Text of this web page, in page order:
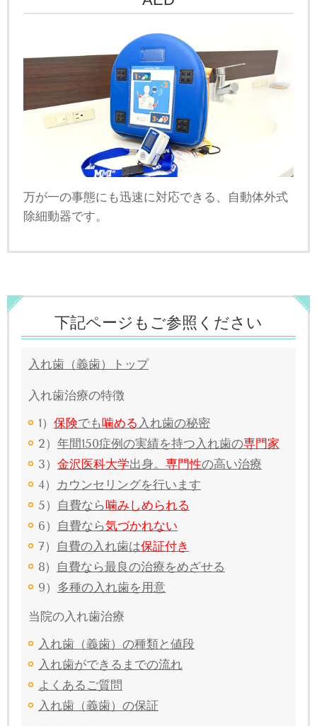
万が一の事態にも迅速に対応できる、自動体外式
除細動器です。
下記ページもご参照ください
入れ歯（義歯）トップ
入れ歯治療の特徴
1） 保険でも噛める 入れ歯の秘密
2） 年間150症例の実績を持つ入れ歯の専門家
3） 金沢医科大学出身。 専門性の高い治療
4） カウンセリングを行います
5） 自費なら噛みしめられる
6） 自費なら気づかれない
7） 自費の入れ歯は保証付き
8） 自費なら最良の治療をめざせる
9） 多種の入れ歯を用意
当院の入れ歯治療
入れ歯（義歯）の種類と値段
入れ歯ができるまでの流れ
よくあるご質問
入れ歯（義歯）の保証